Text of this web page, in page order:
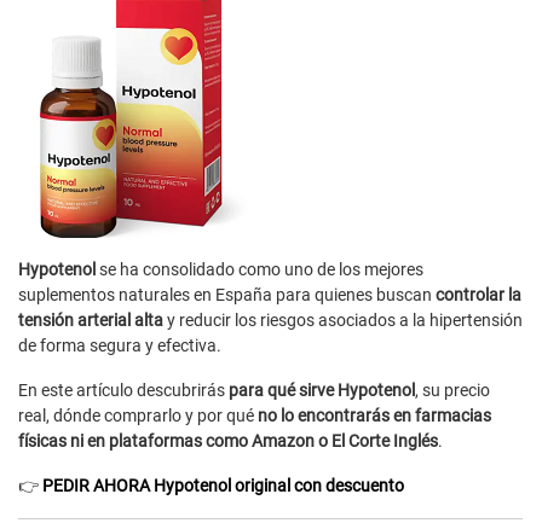
Hypotenol se ha consolidado como uno de los mejores
suplementos naturales en España para quienes buscan controlar la
tensión arterial altay reducir los riesgos asociados a la hipertensión
de forma segura y efectiva.
En este artículo descubrirás para qué sirve Hypotenol , su precio
real, dónde comprarlo y por qué no lo encontrarás en farmacias
físicas ni en plataformas como Amazon o El Corte Inglés.
👉 PEDIR AHORA Hypotenol original con descuento